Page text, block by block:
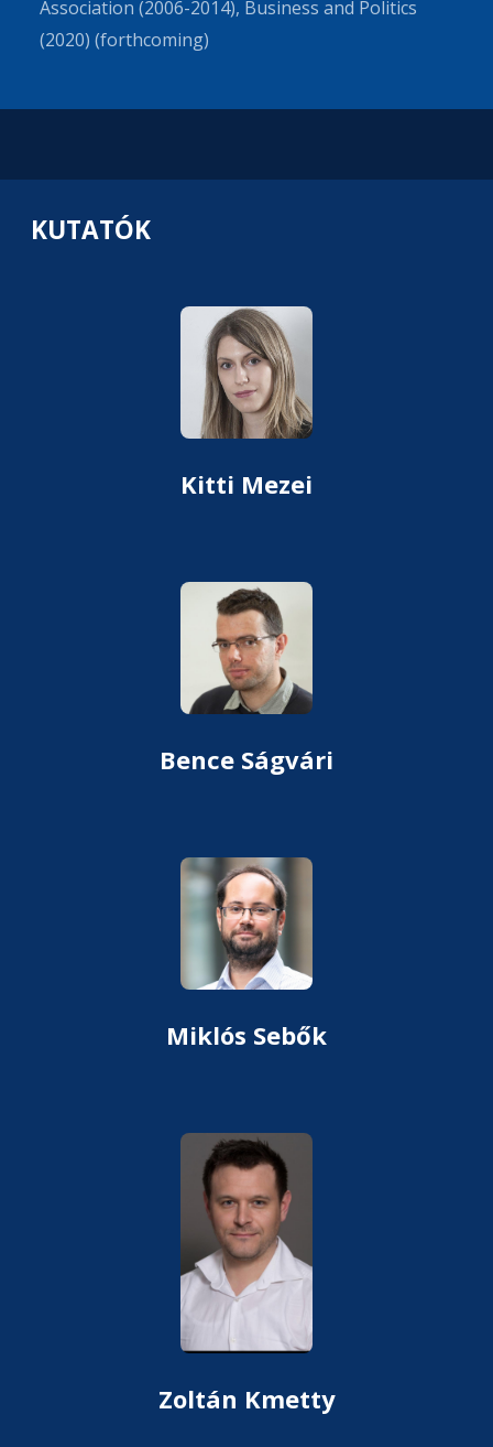
Association (2006-2014), Business and Politics
(2020) (forthcoming)
KUTATÓK
Kitti Mezei
Bence Ságvári
Miklós Sebők
Zoltán Kmetty